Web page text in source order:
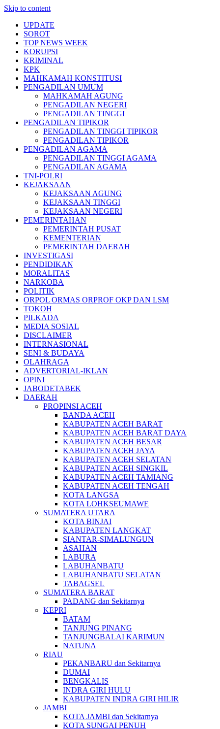
Skip to content
UPDATE
SOROT
TOP NEWS WEEK
KORUPSI
KRIMINAL
KPK
MAHKAMAH KONSTITUSI
PENGADILAN UMUM
MAHKAMAH AGUNG
PENGADILAN NEGERI
PENGADILAN TINGGI
PENGADILAN TIPIKOR
PENGADILAN TINGGI TIPIKOR
PENGADILAN TIPIKOR
PENGADILAN AGAMA
PENGADILAN TINGGI AGAMA
PENGADILAN AGAMA
TNI-POLRI
KEJAKSAAN
KEJAKSAAN AGUNG
KEJAKSAAN TINGGI
KEJAKSAAN NEGERI
PEMERINTAHAN
PEMERINTAH PUSAT
KEMENTERIAN
PEMERINTAH DAERAH
INVESTIGASI
PENDIDIKAN
MORALITAS
NARKOBA
POLITIK
ORPOL ORMAS ORPROF OKP DAN LSM
TOKOH
PILKADA
MEDIA SOSIAL
DISCLAIMER
INTERNASIONAL
SENI & BUDAYA
OLAHRAGA
ADVERTORIAL-IKLAN
OPINI
JABODETABEK
DAERAH
PROPINSI ACEH
BANDA ACEH
KABUPATEN ACEH BARAT
KABUPATEN ACEH BARAT DAYA
KABUPATEN ACEH BESAR
KABUPATEN ACEH JAYA
KABUPATEN ACEH SELATAN
KABUPATEN ACEH SINGKIL
KABUPATEN ACEH TAMIANG
KABUPATEN ACEH TENGAH
KOTA LANGSA
KOTA LOHKSEUMAWE
SUMATERA UTARA
KOTA BINJAI
KABUPATEN LANGKAT
SIANTAR-SIMALUNGUN
ASAHAN
LABURA
LABUHANBATU
LABUHANBATU SELATAN
TABAGSEL
SUMATERA BARAT
PADANG dan Sekitarnya
KEPRI
BATAM
TANJUNG PINANG
TANJUNGBALAI KARIMUN
NATUNA
RIAU
PEKANBARU dan Sekitarnya
DUMAI
BENGKALIS
INDRA GIRI HULU
KABUPATEN INDRA GIRI HILIR
JAMBI
KOTA JAMBI dan Sekitarnya
KOTA SUNGAI PENUH